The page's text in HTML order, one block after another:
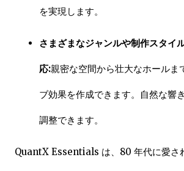
を実現します。
さまざまなジャンルや制作スタイ
応:親密な空間から壮大なホールま
ブ効果を作成できます。自然な響
調整できます。
QuantX Essentials は、80 年代に愛さ